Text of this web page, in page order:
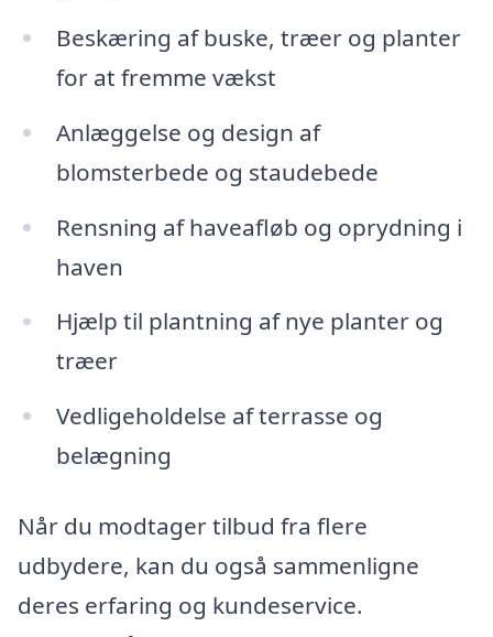
Beskæring af buske, træer og planter
for at fremme vækst
Anlæggelse og design af
blomsterbede og staudebede
Rensning af haveafløb og oprydning i
haven
Hjælp til plantning af nye planter og
træer
Vedligeholdelse af terrasse og
belægning
Når du modtager tilbud fra flere
udbydere, kan du også sammenligne
deres erfaring og kundeservice.